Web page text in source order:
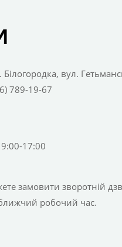
Білогородка, вул.
789-19-67
17:00
замовити зворотній
робочий час.